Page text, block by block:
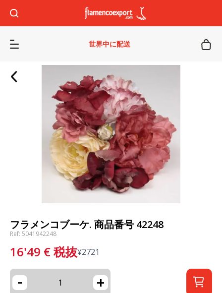
世界中に配送
フラメンコブーケ. 商品番号 42248
Ref: 5041942248
16'49 €税抜¥2721
- +